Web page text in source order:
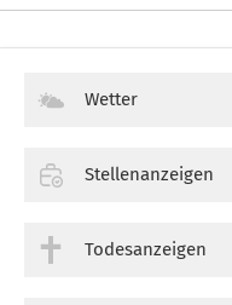
Wetter
Stellenanzeigen
Todesanzeigen